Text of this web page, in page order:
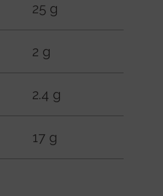
25 g
2 g
2.4 g
17 g